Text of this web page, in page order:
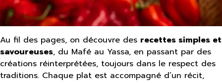
Au fil des pages, on découvre des recettes simples et
savoureuses, du Mafé au Yassa, en passant par des
créations réinterprétées, toujours dans le respect des
traditions. Chaque plat est accompagné d’un récit,